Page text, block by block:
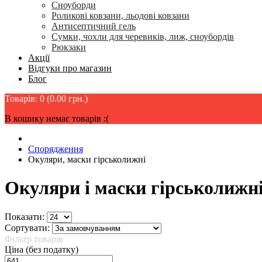
Сноуборди
Роликові ковзани, льодові ковзани
Антисептичний гель
Сумки, чохли для черевиків, лиж, сноубордів
Рюкзаки
Акції
Відгуки про магазин
Блог
Товарів: 0 (0.00 грн.)
В кошику немає товарів :(
Спорядження
Окуляри, маски гірськолижні
Окуляри і маски
Показати:
Сортувати:
Фільтр товарів
Ціна (без податку)